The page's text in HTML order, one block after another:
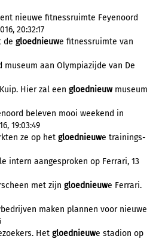
nieuwe fitnessruimte Feyenoord
20:32:17
de gloednieuwe fitnessruimte van
museum aan Olympiazijde van De
Hier zal een gloednieuwmuseum
beleven mooi weekend in
19:03:49
ze op het gloednieuwe trainings-
intern aangesproken op Ferrari, 13
met zijn gloednieuwe Ferrari.
maken plannen voor nieuwe
Het gloednieuwe stadion op